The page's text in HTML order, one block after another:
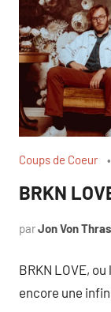
Coups de Coeur
BRKN
parJon Von
BRKN LOVE, ou
encore une